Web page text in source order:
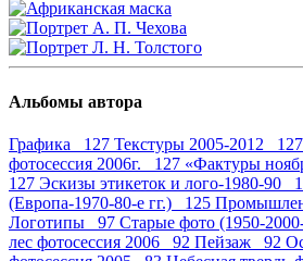
Альбомы автора
Графика 127 Текстуры 2005-2012 127
фотосессия 2006г. 127 «Фактуры
127 Эскизы этикеток и лого-1980-90
(Европа-1970-80-е гг.) 125
Логотипы 97 Старые фото (1950-
лес фотосессия 2006 92 Пейзаж 92